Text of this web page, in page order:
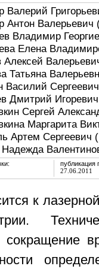
Валерий
Антон Валерьевич
Владимир
Елена
Алексей
Татьяна
Василий
Дмитрий
Сергей
Маргарита
Артем Сергеевич
публикация
27.06.2011
к
сокращение